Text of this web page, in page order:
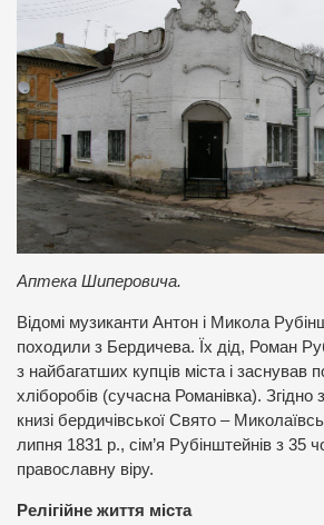
Аптека Шиперовича.
Відомі музиканти Антон і Микола
походили з Бердичева. Їх дід, Роман
з найбагатших купців міста і заснував
хліборобів (сучасна Романівка). Згідно
книзі бердичівської Свято –
липня 1831 р., сім’я Рубінштейнів з 35
православну віру.
Релігійне життя міста